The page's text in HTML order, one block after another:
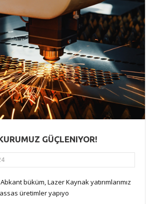
GÜÇLENIYOR!
büküm, Lazer Kaynak yatırımlarımız
üretimler yapıyo